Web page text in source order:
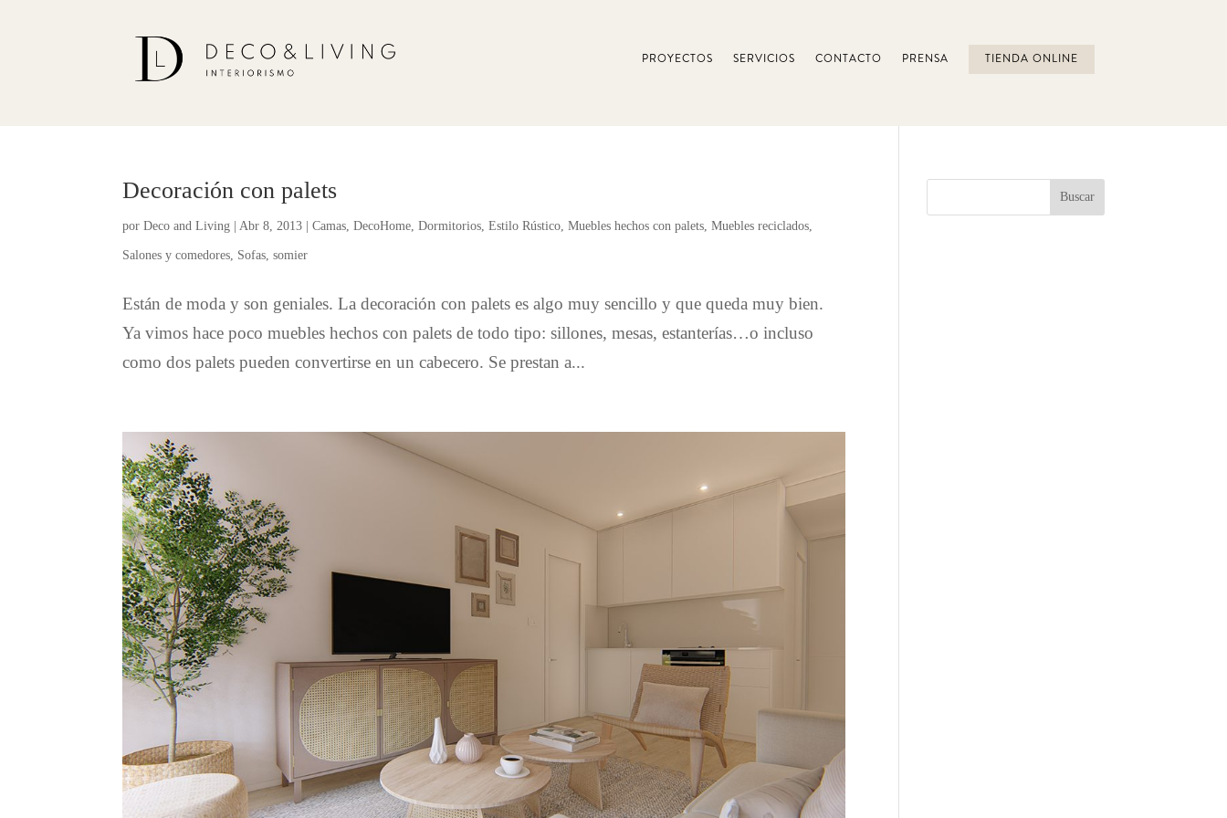
PROYECTOS SERVICIOS CONTACTO PRENSA TIENDA ONLINE
Decoración con palets
porDeco and Living Abr 8, 2013 |Camas ,DecoHome ,Dormitorios ,Estilo Rústico ,Muebles hechos con palets ,Muebles reciclados
Salones y comedores Sofas ,somier
Están de moda y son geniales. La decoración con palets es algo muy sencillo y que queda muy bien.
Ya vimos hace poco muebles hechos con palets de todo tipo: sillones, mesas, estanterías…o incluso
como dos palets pueden convertirse en un cabecero. Se prestan a...